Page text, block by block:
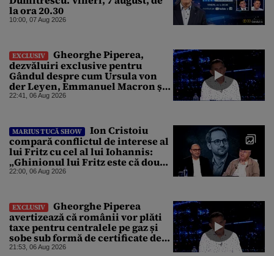
la ora 20.30
10:00, 07 Aug 2026
EXCLUSIV
Gheorghe Piperea,
dezvăluiri exclusive pentru
Gândul despre cum Ursula von
der Leyen, Emmanuel Macron și
Zelenski plănuiesc pe Signal să îl
22:41, 06 Aug 2026
MARIUS TUCĂ SHOW
Ion Cristoiu
compară conflictul de interese al
lui Fritz cu cel al lui Iohannis:
„Ghinionul lui Fritz este că două
instanțe l-au declarat
22:00, 06 Aug 2026
EXCLUSIV
Gheorghe Piperea
avertizează că românii vor plăti
taxe pentru centralele pe gaz și
sobe sub formă de certificate de
CO2
21:53, 06 Aug 2026